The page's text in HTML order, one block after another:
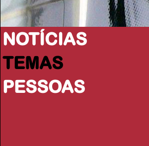
NOTÍCIAS
TEMAS
PESSOAS